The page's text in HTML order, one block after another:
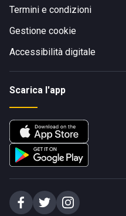
Termini e condizioni
Gestione cookie
Accessibilità digitale
Scarica l'app